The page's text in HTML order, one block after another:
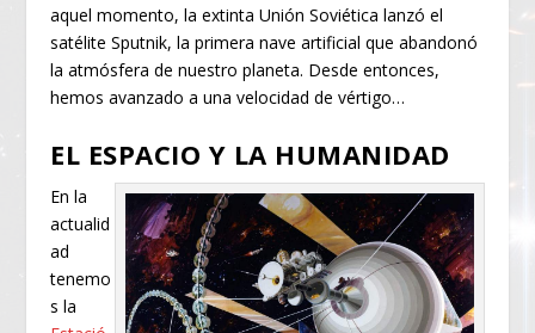
aquel momento, la extinta Unión Soviética lanzó el
satélite Sputnik, la primera nave artificial que abandonó
la atmósfera de nuestro planeta. Desde entonces,
hemos avanzado a una velocidad de vértigo…
EL ESPACIO Y LA HUMANIDAD
En la
actualid
ad
tenemo
s la